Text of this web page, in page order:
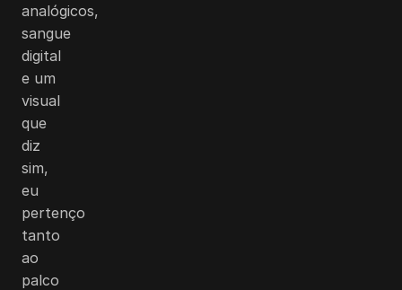
analógicos,
sangue
digital
e um
visual
que
diz
sim,
eu
pertenço
tanto
ao
palco